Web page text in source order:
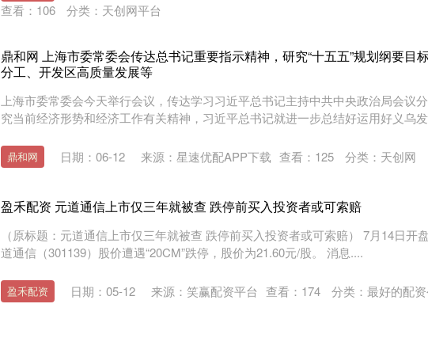
查看： 106 分类： 天创网平台
鼎和网 上海市委常委会传达总书记重要指示精神，研究“十五五”规划纲要目
分工、开发区高质量发展等
上海市委常委会今天举行会议，传达学习习近平总书记主持中共中央政治局会议
究当前经济形势和经济工作有关精神，习近平总书记就进一步总结好运用好义乌
鼎和网 日期：06-12 来源：星速优配APP下载 查看： 125 分类： 天创网
盈禾配资 元道通信上市仅三年就被查 跌停前买入投资者或可索赔
（原标题：元道通信上市仅三年就被查 跌停前买入投资者或可索赔） 7月14日开
道通信（301139）股价遭遇“20CM”跌停，股价为21.60元/股。 消息....
盈禾配资 日期：05-12 来源：笑赢配资平台 查看： 174 分类： 最好的配